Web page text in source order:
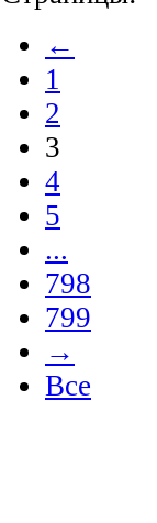
←
1
2
3
4
5
...
798
799
→
Все